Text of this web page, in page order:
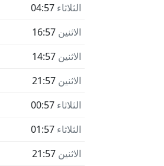
الثلاثاء 04:57
الاثنين 16:57
الاثنين 14:57
الاثنين 21:57
الثلاثاء 00:57
الثلاثاء 01:57
الاثنين 21:57